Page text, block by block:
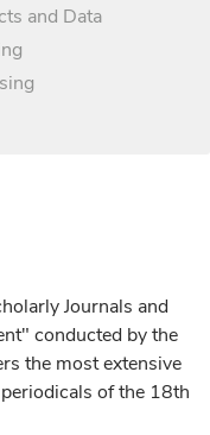
and Data
Journals and
conducted by the
the most extensive
of the 18th